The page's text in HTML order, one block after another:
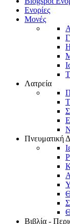
Ενορίες
Μονές
Λατρεία
Πνευματική
Βιβλία -